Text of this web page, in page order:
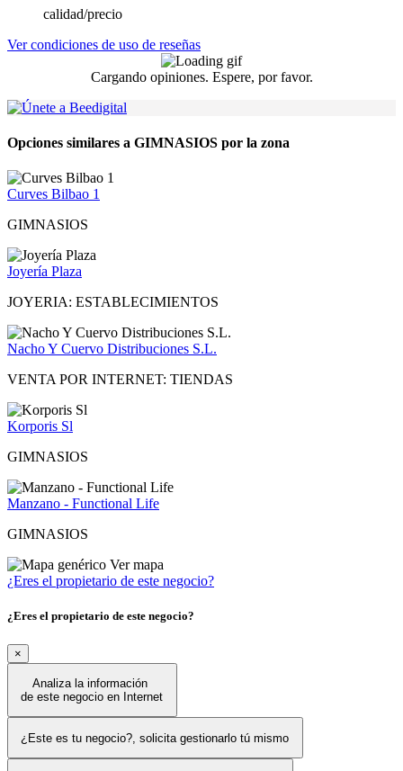
calidad/precio
Ver condiciones de uso de reseñas
Cargando opiniones. Espere, por favor.
Opciones similares a GIMNASIOS por la zona
Curves Bilbao 1
GIMNASIOS
Joyería Plaza
JOYERIA: ESTABLECIMIENTOS
Nacho Y Cuervo Distribuciones S.L.
VENTA POR INTERNET: TIENDAS
Korporis Sl
GIMNASIOS
Manzano - Functional Life
GIMNASIOS
Ver mapa
¿Eres el propietario de este negocio?
¿Eres el propietario de este negocio?
×
Analiza la información
de este negocio en Internet
¿Este es tu negocio?, solicita gestionarlo tú mismo